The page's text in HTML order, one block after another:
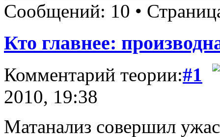
Сообщений: 10 •
Кто главнее:
Комментарий теории:#1
2010, 19:38
Матанализ совершил